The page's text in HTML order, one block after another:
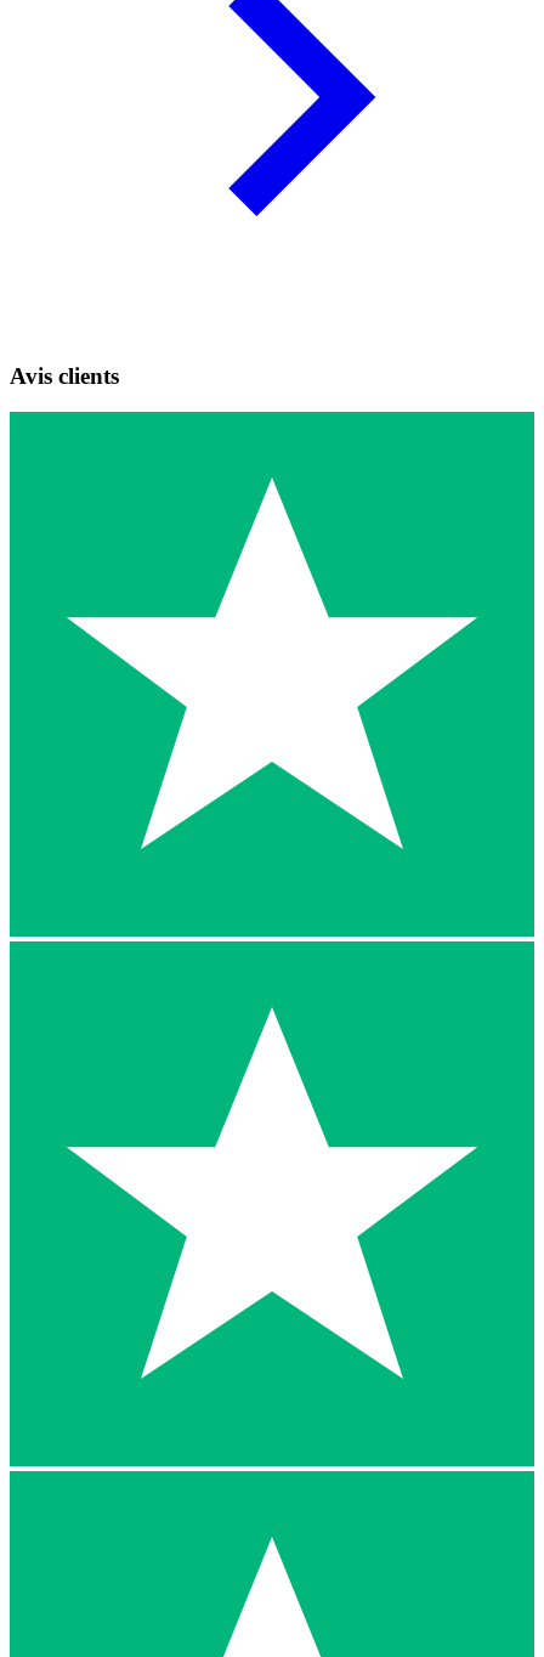
Avis clients